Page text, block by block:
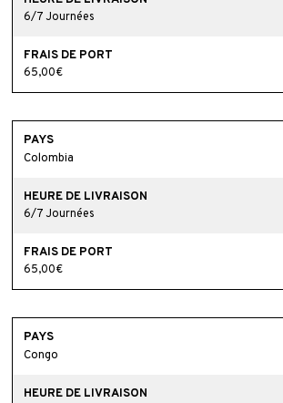
6/7 Journées
65,00€
Colombia
6/7 Journées
65,00€
Congo